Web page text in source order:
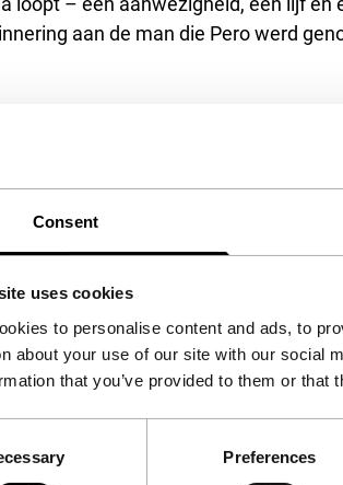
Consent
uses cookies
to personalise content and ads, to
about your use of our site with our social
that you’ve provided to them or
Preferences
aan de man die Pero werd
beschikbaar na het accepteren van de
marketingcookies.
wijzigen